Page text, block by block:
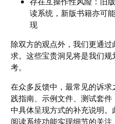
读系统，新版书籍亦可
现
除双方的观点外，我们更通
求。这些宝贵洞见将是我们
考。
在众多反馈中，最常见的诉
践指南、示例文件、测试套
中具体呈现方式的补充说明